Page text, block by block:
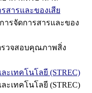
สารและของเสีย
ารจัดการสารและของ
รวจสอบคุณภาพสิ่ง
ะเทคโนโลยี (STREC)
ะเทคโนโลยี (STREC)